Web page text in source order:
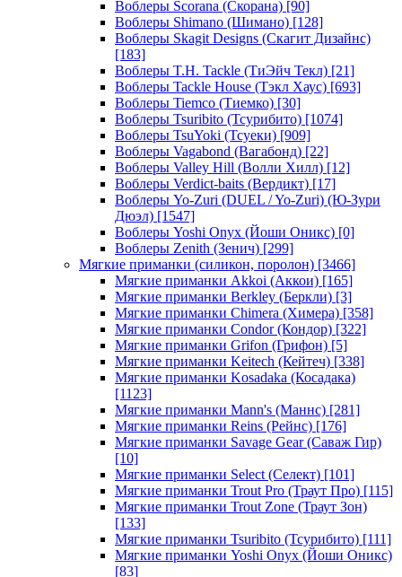
Воблеры Scorana (Скорана) [90]
Воблеры Shimano (Шимано) [128]
Воблеры Skagit Designs (Скагит Дизайнс)
[183]
Воблеры T.H. Tackle (ТиЭйч Текл) [21]
Воблеры Tackle House (Тэкл Хаус) [693]
Воблеры Tiemco (Тиемко) [30]
Воблеры Tsuribito (Тсурибито) [1074]
Воблеры TsuYoki (Тсуеки) [909]
Воблеры Vagabond (Вагабонд) [22]
Воблеры Valley Hill (Волли Хилл) [12]
Воблеры Verdict-baits (Вердикт) [17]
Воблеры Yo-Zuri (DUEL / Yo-Zuri) (Ю-Зури
Дюэл) [1547]
Воблеры Yoshi Onyx (Йоши Оникс) [0]
Воблеры Zenith (Зенич) [299]
Мягкие приманки (силикон, поролон) [3466]
Мягкие приманки Akkoi (Аккои) [165]
Мягкие приманки Berkley (Беркли) [3]
Мягкие приманки Chimera (Химера) [358]
Мягкие приманки Condor (Кондор) [322]
Мягкие приманки Grifon (Грифон) [5]
Мягкие приманки Keitech (Кейтеч) [338]
Мягкие приманки Kosadaka (Косадака)
[1123]
Мягкие приманки Mann's (Маннс) [281]
Мягкие приманки Reins (Рейнс) [176]
Мягкие приманки Savage Gear (Саваж Гир)
[10]
Мягкие приманки Select (Селект) [101]
Мягкие приманки Trout Pro (Траут Про) [115]
Мягкие приманки Trout Zone (Траут Зон)
[133]
Мягкие приманки Tsuribito (Тсурибито) [111]
Мягкие приманки Yoshi Onyx (Йоши Оникс)
[83]